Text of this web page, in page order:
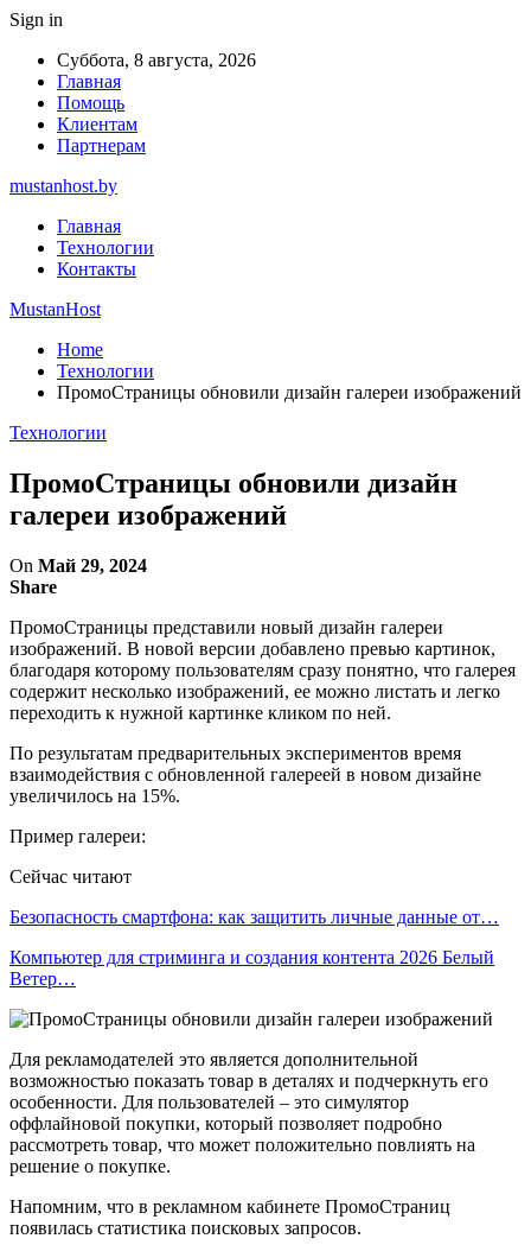
Sign in
Суббота, 8 августа, 2026
Главная
Помощь
Клиентам
Партнерам
mustanhost.by
Главная
Технологии
Контакты
MustanHost
Home
Технологии
ПромоСтраницы обновили дизайн галереи изображений
Технологии
ПромоСтраницы обновили дизайн
галереи изображений
On Май 29, 2024
Share
ПромоСтраницы представили новый дизайн галереи
изображений. В новой версии добавлено превью картинок,
благодаря которому пользователям сразу понятно, что галерея
содержит несколько изображений, ее можно листать и легко
переходить к нужной картинке кликом по ней.
По результатам предварительных экспериментов время
взаимодействия с обновленной галереей в новом дизайне
увеличилось на 15%.
Пример галереи:
Сейчас читают
Безопасность смартфона: как защитить личные данные от…
Компьютер для стриминга и создания контента 2026 Белый
Ветер…
Для рекламодателей это является дополнительной
возможностью показать товар в деталях и подчеркнуть его
особенности. Для пользователей – это симулятор
оффлайновой покупки, который позволяет подробно
рассмотреть товар, что может положительно повлиять на
решение о покупке.
Напомним, что в рекламном кабинете ПромоСтраниц
появилась статистика поисковых запросов.